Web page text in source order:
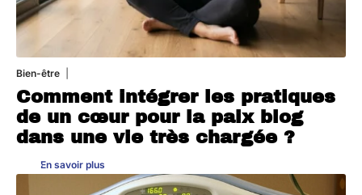
Bien-être
Comment intégrer les pratiques
de un cœur pour la paix blog
dans une vie très chargée ?
En savoir plus